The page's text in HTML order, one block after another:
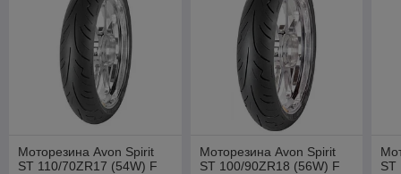
Моторезина Avon Spirit
ST 110/70ZR17 (54W) F
Моторезина Avon Spirit
ST 100/90ZR18 (56W) F
ST